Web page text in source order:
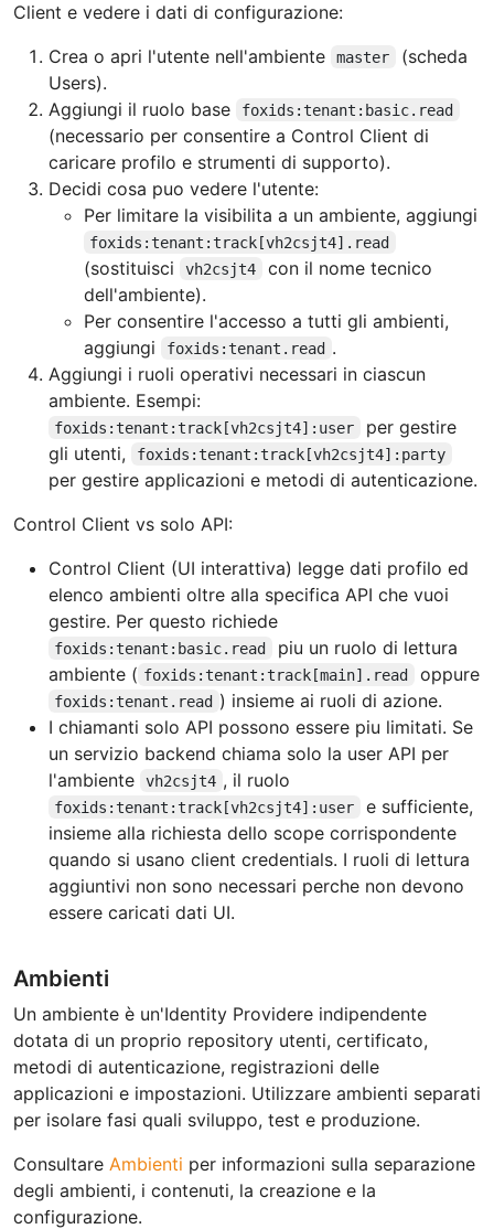
Client e vedere i dati di configurazione:
Crea o apri l'utente nell'ambiente
master
(scheda
Users).
Aggiungi il ruolo base
foxids:tenant:basic.read
(necessario per consentire a Control Client di
caricare profilo e strumenti di supporto).
Decidi cosa puo vedere l'utente:
Per limitare la visibilita a un ambiente, aggiungi
foxids:tenant:track[vh2csjt4].read
(sostituisci vh2csjt4
con il nome tecnico
dell'ambiente).
Per consentire l'accesso a tutti gli ambienti,
aggiungi
foxids:tenant.read .
Aggiungi i ruoli operativi necessari in ciascun
ambiente. Esempi:
foxids:tenant:track[vh2csjt4]:user
per gestire
gli utenti,
foxids:tenant:track[vh2csjt4]:party
per gestire applicazioni e metodi di autenticazione.
Control Client vs solo API:
Control Client (UI interattiva) legge dati profilo ed
elenco ambienti oltre alla specifica API che vuoi
gestire. Per questo richiede
foxids:tenant:basic.read
piu un ruolo di lettura
ambiente ( foxids:tenant:track[main].read oppure
foxids:tenant.read ) insieme ai ruoli di azione.
I chiamanti solo API possono essere piu limitati. Se
un servizio backend chiama solo la user API per
l'ambiente
vh2csjt4 , il ruolo
foxids:tenant:track[vh2csjt4]:user
e sufficiente,
insieme alla richiesta dello scope corrispondente
quando si usano client credentials. I ruoli di lettura
aggiuntivi non sono necessari perche non devono
essere caricati dati UI.
Ambienti
Un ambiente è un'Identity Providere indipendente
dotata di un proprio repository utenti, certificato,
metodi di autenticazione, registrazioni delle
applicazioni e impostazioni. Utilizzare ambienti separati
per isolare fasi quali sviluppo, test e produzione.
Consultare Ambienti per informazioni sulla separazione
degli ambienti, i contenuti, la creazione e la
configurazione.